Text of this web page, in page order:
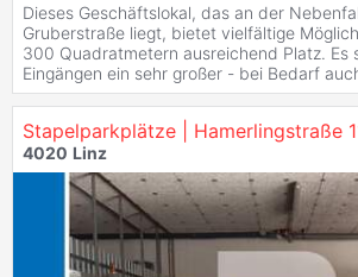
Dieses Geschäftslokal, das an der
Gruberstraße liegt, bietet vielfältige
300 Quadratmetern ausreichend Platz. Es
Eingängen ein sehr großer - bei Bedarf
Stapelparkplätze | Hamerlingstraße
4020 Linz